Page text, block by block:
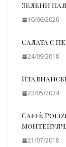
Зелени
10/06/2020
Салата с
24/09/2018
22/05/2024
Caffè
21/07/2018